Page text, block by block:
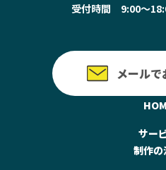
受付時間 9:00～
メール
サー
制作の